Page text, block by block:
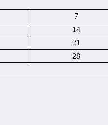
7
14
21
28